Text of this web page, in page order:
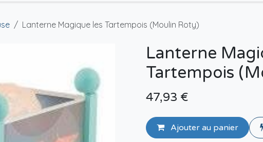
Lanterne Magique les Tartempois (Moulin Roty)
Lanterne
Tartempois
47,93 €
Ajouter au panier